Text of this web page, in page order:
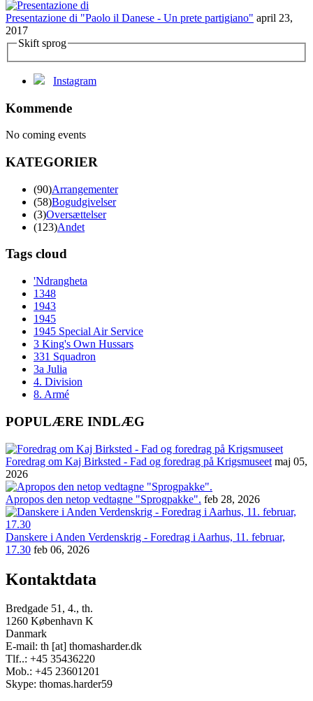
Presentazione di "Paolo il Danese - Un prete partigiano" april 23,
2017
Skift sprog
Instagram
Kommende
No coming events
KATEGORIER
(90)Arrangementer
(58)Bogudgivelser
(3)Oversættelser
(123)Andet
Tags cloud
'Ndrangheta
1348
1943
1945
1945 Special Air Service
3 King's Own Hussars
331 Squadron
3a Julia
4. Division
8. Armé
POPULÆRE INDLÆG
Foredrag om Kaj Birksted - Fad og foredrag på Krigsmuseet maj 05,
2026
Apropos den netop vedtagne "Sprogpakke". feb 28, 2026
Danskere i Anden Verdenskrig - Foredrag i Aarhus, 11. februar,
17.30 feb 06, 2026
Kontaktdata
Bredgade 51, 4., th.
1260 København K
Danmark
E-mail: th [at] thomasharder.dk
Tlf..: +45 35436220
Mob.: +45 23601201
Skype: thomas.harder59